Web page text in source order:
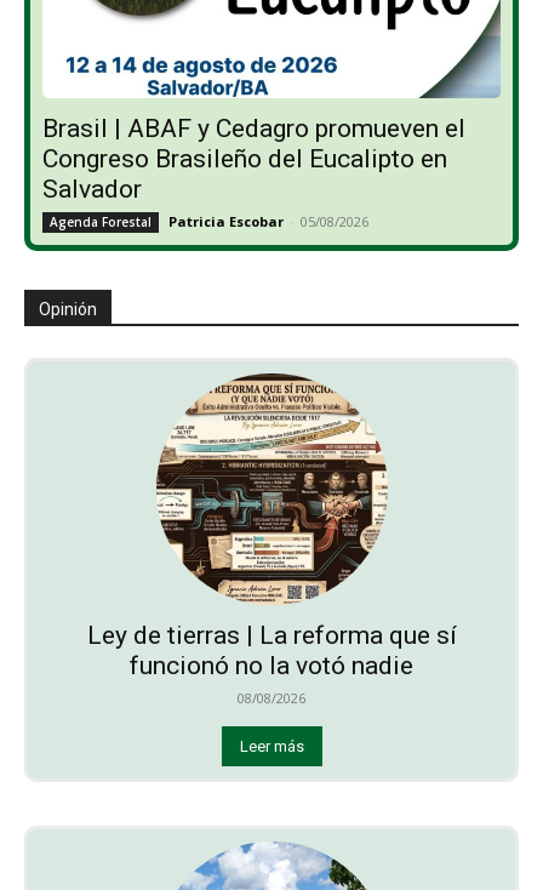
Brasil | ABAF y Cedagro promueven el
Congreso Brasileño del Eucalipto en
Salvador
Agenda Forestal Patricia Escobar - 05/08/2026
Opinión
Ley de tierras | La reforma que sí
funcionó no la votó nadie
08/08/2026
Leer más